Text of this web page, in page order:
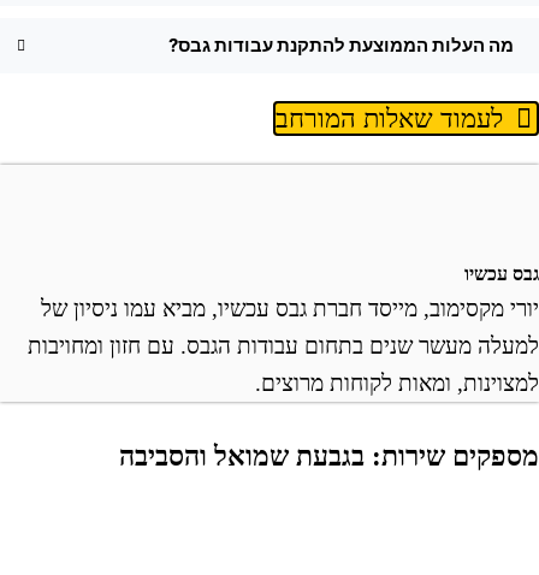
מה העלות הממוצעת להתקנת עבודות גבס?
לעמוד שאלות המורחב
עכשיו
מקסימוב, מייסד חברת גבס עכשיו, מביא עמו ניסיון של
מעשר שנים בתחום עבודות הגבס. עם חזון ומחויבות
ומאות לקוחות מרוצים.
שירות: בגבעת שמואל והסביבה